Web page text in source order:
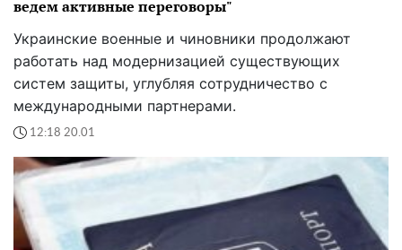
ведем активные переговоры"
Украинские военные и чиновники продолжают
работать над модернизацией существующих
систем защиты, углубляя сотрудничество с
международными партнерами.
12:18 20.01